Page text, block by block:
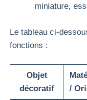
miniature,
Le tableau ci-
fonctions :
Objet
décoratif
/